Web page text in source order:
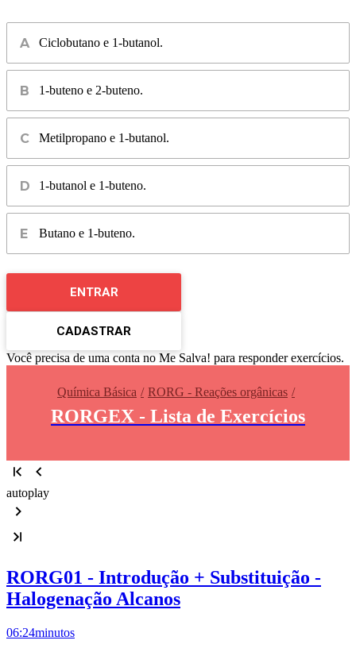
Ciclobutano e 1-butanol.
1-buteno e 2-buteno.
Metilpropano e 1-butanol.
1-butanol e 1-buteno.
Butano e 1-buteno.
ENTRAR
CADASTRAR
Você precisa de uma conta no Me Salva! para responder exercícios.
Química Básica RORG - Reações orgânicas
RORGEX - Lista de Exercícios
autoplay
RORG01 - Introdução + Substituição -
Halogenação Alcanos
06:24minutos